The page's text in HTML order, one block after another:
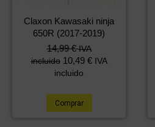
Claxon Kawasaki ninja
650R (2017-2019)
14,99€ IVA
incluido 10,49 € IVA
incluido
Comprar